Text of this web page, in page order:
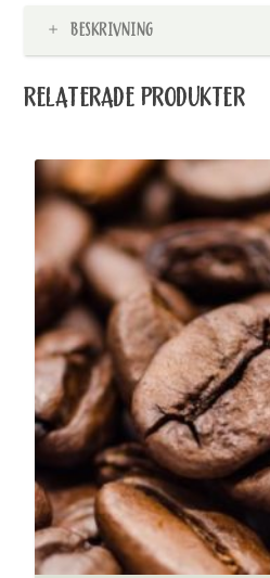
BESKRIVNING
RELATERADE PRODUKTER